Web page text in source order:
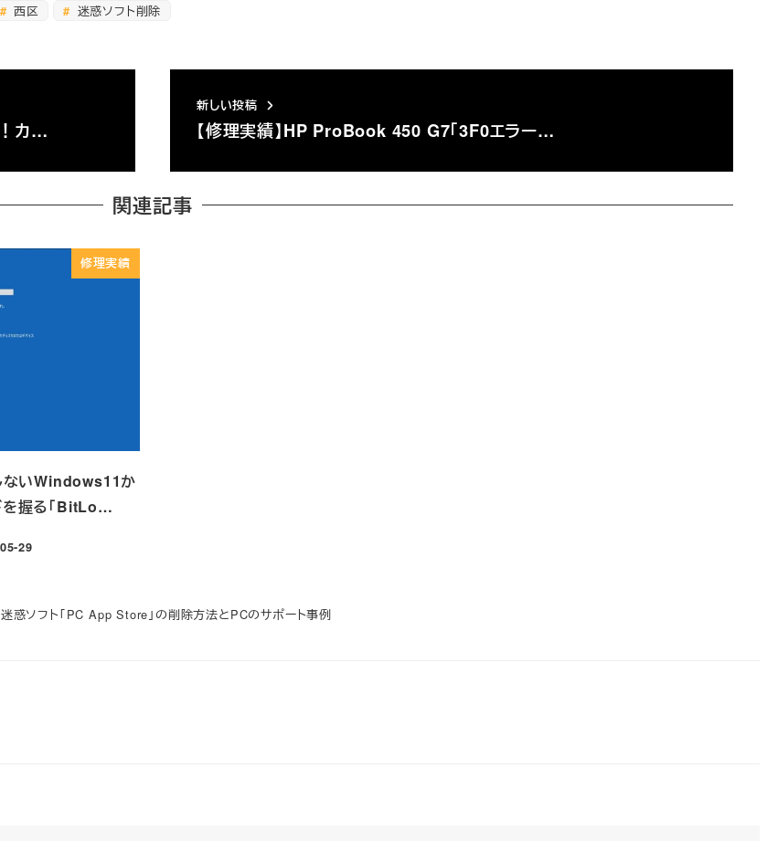
西区 迷惑ソフト削除
カ…
新しい投稿
【修理実績】HP ProBook 450 G7「3F0エラー…
関連記事
修理実績
ないWindows11か
を握る「BitLo…
29
惑ソフト「PC App Store」の削除方法とPCのサポート事例